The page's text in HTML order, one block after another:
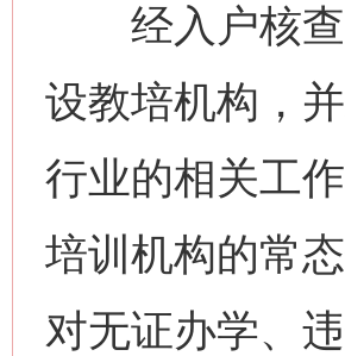
经入户核查
设教培机构，
行业的相关工
培训机构的常
对无证办学、